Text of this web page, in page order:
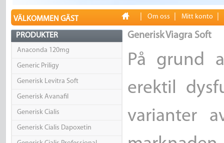
VÄLKOMMEN GÄST Om oss Mitt konto
PRODUKTER
Anaconda 120mg
Generic Priligy
Generisk Levitra Soft
Generisk Avanafil
Generisk Cialis
Generisk Cialis Dapoxetin
Generisk Viagra Soft
På grund
erektil
varianter